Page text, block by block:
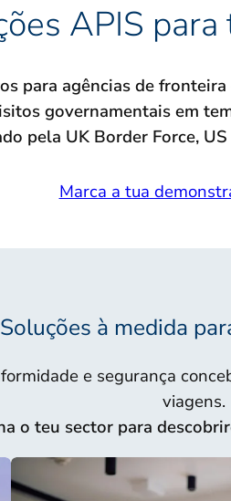
APIS
para agências de
governamentais em
pela UK Border Force,
Marca a tua
Soluções à medida
e segurança
viagens.
o teu sector para